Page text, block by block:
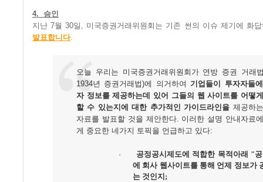
4. 승인
지난 7월 30일, 미국증권거래위원회는 기존 썬의 이슈 제기에 화
발표합니다.
오늘 우리는 미국증권거래위원회가 연방 증권 거래
1934년 증권거래법)에 의거하여 기업들이 투자자들
자 정보를 제공하는데 있어 그들의 웹 사이트를 어떻
할 수 있는지에 대한 추가적인 가이드라인을 제공하
자료를 발표할 것을 제안한다. 이러한 설명 안내자료
게 중요한 네가지 토픽을 언급하고 있다:
·
공정공시제도에 적합한 목적아래 "
에 회사 웹사이트를 통해 언제 정보가
는 것인지;